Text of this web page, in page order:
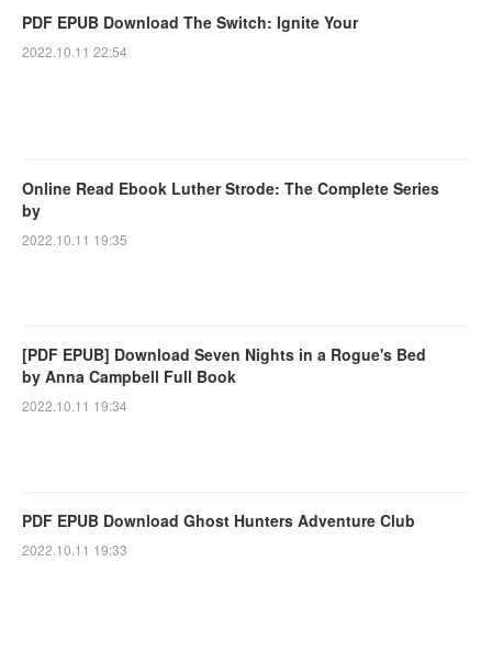
PDF EPUB Download The Switch: Ignite Your
2022.10.11 22:54
Online Read Ebook Luther Strode: The Complete Series
by
2022.10.11 19:35
[PDF EPUB] Download Seven Nights in a Rogue's Bed
by Anna Campbell Full Book
2022.10.11 19:34
PDF EPUB Download Ghost Hunters Adventure Club
2022.10.11 19:33